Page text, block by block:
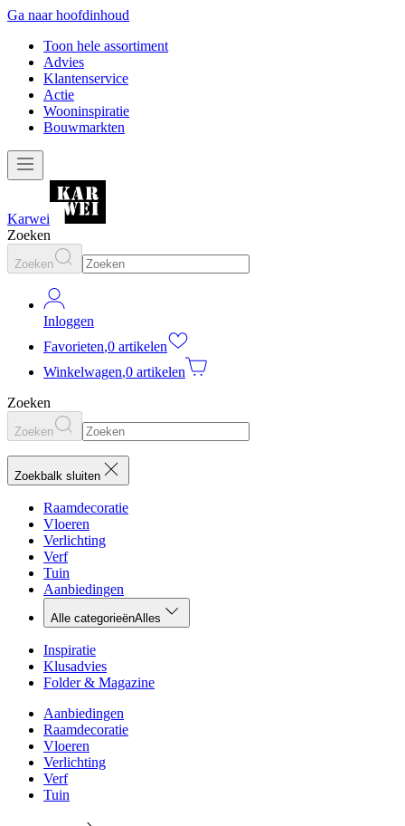
Ga naar hoofdinhoud
Toon hele assortiment
Advies
Klantenservice
Actie
Wooninspiratie
Bouwmarkten
Karwei
Zoeken
Zoeken
Inloggen
Favorieten,0 artikelen
Winkelwagen,0 artikelen
Zoeken
Zoeken
Zoekbalk sluiten
Raamdecoratie
Vloeren
Verlichting
Verf
Tuin
Aanbiedingen
Alle categorieënAlles
Inspiratie
Klusadvies
Folder & Magazine
Aanbiedingen
Raamdecoratie
Vloeren
Verlichting
Verf
Tuin